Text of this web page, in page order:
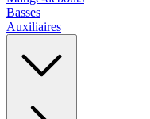
Basses
Auxiliaires